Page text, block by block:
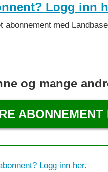
Logg inn
abonnement med
og mange
ABONNEMENT
Logg inn her.